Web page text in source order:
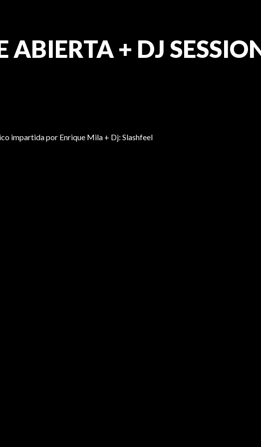
ABIERTA + DJ
impartida por Enrique Mila + Dj: Slashfeel